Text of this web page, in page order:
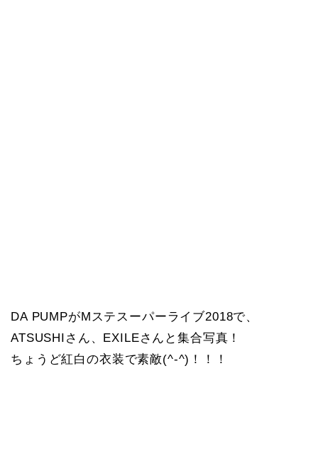
DA PUMPがMステスーパーライブ2018で、
ATSUSHIさん、EXILEさんと集合写真！
ちょうど紅白の衣装で素敵(^-^)！！！